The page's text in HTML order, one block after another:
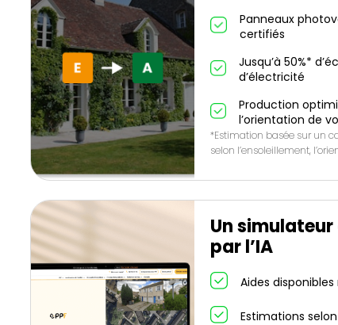
Panneaux
certifiés
Jusqu’à 50%*
d’électricité
Production
l’orientation de
*Estimation basée sur un
selon l’ensoleillement,
Un
par l’IA
Aides
Estimations